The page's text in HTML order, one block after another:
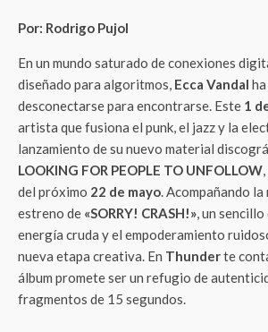
Por: Rodrigo Pujol
En un mundo saturado de conexiones
diseñado para algoritmos, Ecca Vandal
desconectarse para encontrarse. Este 1
artista que fusiona el punk, el jazz y la
lanzamiento de su nuevo material
LOOKING FOR PEOPLE TO UNFOLLOW
del próximo 22 de mayo. Acompañando
estreno de «SORRY! CRASH!», un sencillo
energía cruda y el empoderamiento
nueva etapa creativa. En Thunderte
álbum promete ser un refugio de
fragmentos de 15 segundos.